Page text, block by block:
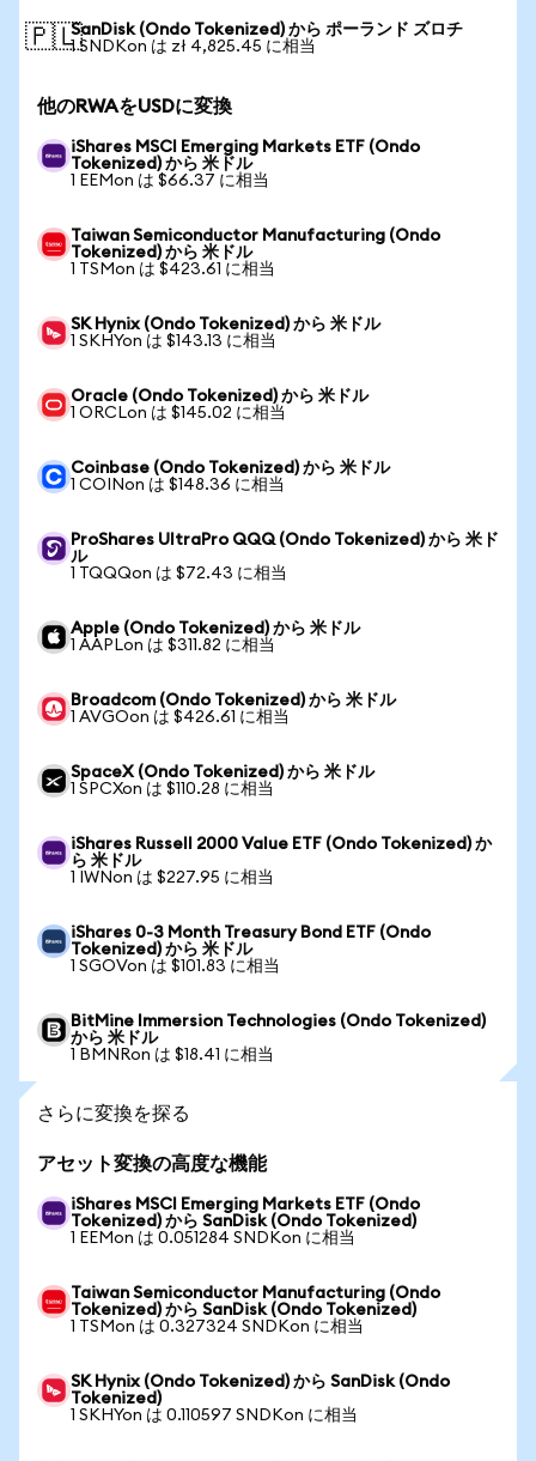
🇵🇱SanDisk (Ondo Tokenized) から ポーランド ズロチ
1 SNDKon は zł 4,825.45 に相当
他のRWAをUSDに変換
iShares MSCI Emerging Markets ETF (Ondo
Tokenized) から 米ドル
1 EEMon は $66.37 に相当
Taiwan Semiconductor Manufacturing (Ondo
Tokenized) から 米ドル
1 TSMon は $423.61 に相当
SK Hynix (Ondo Tokenized) から 米ドル
1 SKHYon は $143.13 に相当
Oracle (Ondo Tokenized) から 米ドル
1 ORCLon は $145.02 に相当
Coinbase (Ondo Tokenized) から 米ドル
1 COINon は $148.36 に相当
ProShares UltraPro QQQ (Ondo Tokenized) から 米ド
ル
1 TQQQon は $72.43 に相当
Apple (Ondo Tokenized) から 米ドル
1 AAPLon は $311.82 に相当
Broadcom (Ondo Tokenized) から 米ドル
1 AVGOon は $426.61 に相当
SpaceX (Ondo Tokenized) から 米ドル
1 SPCXon は $110.28 に相当
iShares Russell 2000 Value ETF (Ondo Tokenized) か
ら 米ドル
1 IWNon は $227.95 に相当
iShares 0-3 Month Treasury Bond ETF (Ondo
Tokenized) から 米ドル
1 SGOVon は $101.83 に相当
BitMine Immersion Technologies (Ondo Tokenized)
から 米ドル
1 BMNRon は $18.41 に相当
さらに変換を探る
アセット変換の高度な機能
iShares MSCI Emerging Markets ETF (Ondo
Tokenized) から SanDisk (Ondo Tokenized)
1 EEMon は 0.051284 SNDKon に相当
Taiwan Semiconductor Manufacturing (Ondo
Tokenized) から SanDisk (Ondo Tokenized)
1 TSMon は 0.327324 SNDKon に相当
SK Hynix (Ondo Tokenized) から SanDisk (Ondo
Tokenized)
1 SKHYon は 0.110597 SNDKon に相当